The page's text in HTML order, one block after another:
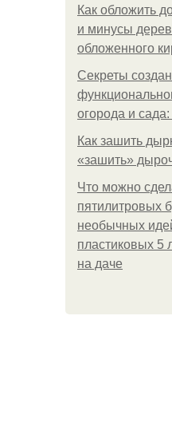
Как обложить
и минусы
обложенного
Секреты
огорода и
Как зашить
«зашить»
Что можно
пятилитровых
необычных
пластиковых 5
на даче